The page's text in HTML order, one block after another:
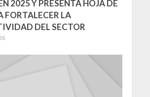
2025 Y PRESENTA HOJA DE
FORTALECER LA
DEL SECTOR